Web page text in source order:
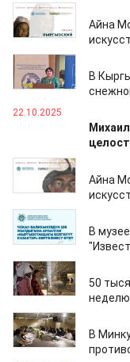
30.10.2025
Айна
23.10.2025
В
22.10.2025
17.10.2025
Айна
14.10.2025
В
14.10.2025
50
02.10.2025
В